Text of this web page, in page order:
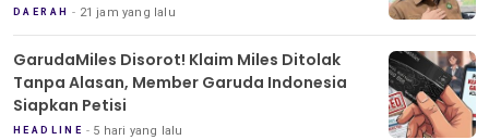
DAERAH 21 jam yang lalu
GarudaMiles Disorot! Klaim Miles Ditolak
Tanpa Alasan, Member Garuda Indonesia
Siapkan Petisi
HEADLINE 5 hari yang lalu